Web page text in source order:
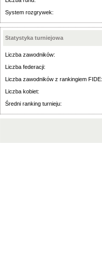
System rozgrywek:
Statystyka turniejowa
Liczba zawodników:
Liczba federacji:
Liczba zawodników z rankingiem FIDE:
Liczba kobiet:
Średni ranking turnieju: